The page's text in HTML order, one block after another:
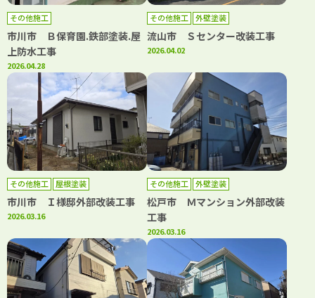
その他施工
市川市 Ｂ保育園.鉄部塗装.屋
上防水工事
2026.04.28
その他施工 外壁塗装
流山市 Ｓセンター改装工事
2026.04.02
その他施工 屋根塗装
市川市 Ｉ様邸外部改装工事
2026.03.16
その他施工 外壁塗装
松戸市 Ｍマンション外部改装
工事
2026.03.16